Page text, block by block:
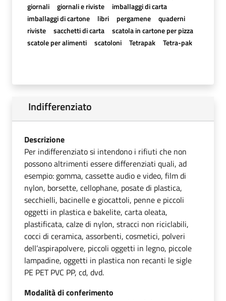
giornali
giornali e riviste
imballaggi di carta
imballaggi di cartone
libri pergamene
quaderni
riviste
sacchetti di carta
scatola in cartone per pizza
scatole per alimenti
scatoloni Tetrapak Tetra-pak
Indifferenziato
Descrizione
Per indifferenziato si intendono i rifiuti che non
possono altrimenti essere differenziati quali, ad
esempio: gomma, cassette audio e video, film di
nylon, borsette, cellophane, posate di plastica,
secchielli, bacinelle e giocattoli, penne e piccoli
oggetti in plastica e bakelite, carta oleata,
plastificata, calze di nylon, stracci non riciclabili,
cocci di ceramica, assorbenti, cosmetici, polveri
dell’aspirapolvere, piccoli oggetti in legno, piccole
lampadine, oggetti in plastica non recanti le sigle
PE PET PVC PP, cd, dvd.
Modalità di conferimento